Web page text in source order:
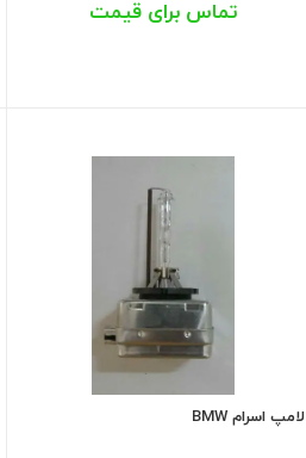
تماس برای قیمت
لامپ اسرام BMW